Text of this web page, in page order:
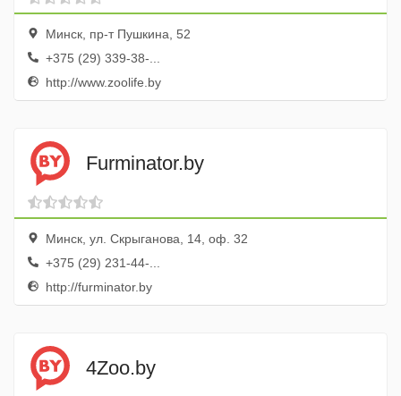
Минск, пр-т Пушкина, 52
+375 (29) 339-38-...
http://www.zoolife.by
Furminator.by
Минск, ул. Скрыганова, 14, оф. 32
+375 (29) 231-44-...
http://furminator.by
4Zoo.by